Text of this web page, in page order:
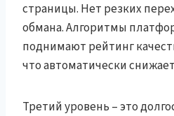
страницы. Нет резких
обмана. Алгоритмы
поднимают рейтинг
что автоматически
Третий уровень – это